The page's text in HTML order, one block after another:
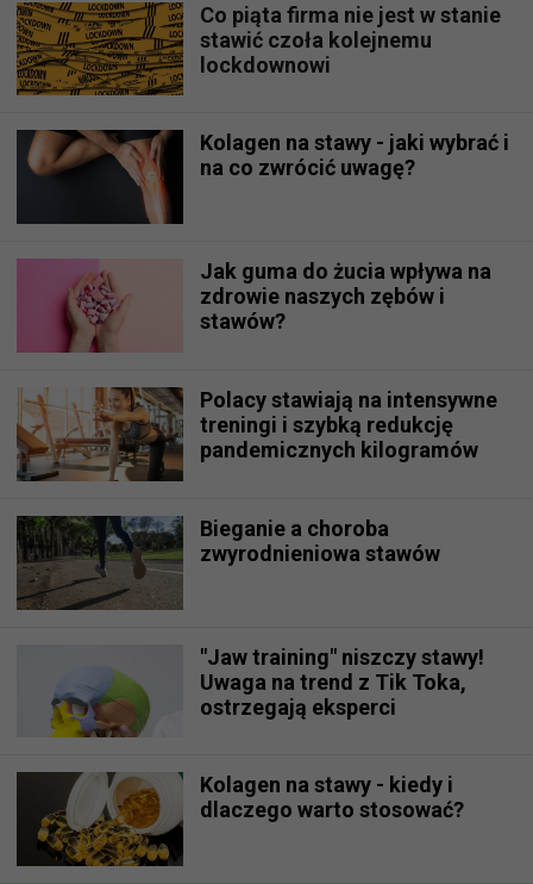
Co piąta firma nie jest w stanie
stawić czoła kolejnemu
lockdownowi
Kolagen na stawy - jaki wybrać i
na co zwrócić uwagę?
Jak guma do żucia wpływa na
zdrowie naszych zębów i
stawów?
Polacy stawiają na intensywne
treningi i szybką redukcję
pandemicznych kilogramów
Bieganie a choroba
zwyrodnieniowa stawów
"Jaw training" niszczy stawy!
Uwaga na trend z Tik Toka,
ostrzegają eksperci
Kolagen na stawy - kiedy i
dlaczego warto stosować?